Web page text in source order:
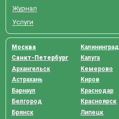
Журнал
Услуги
Москва
Санкт-Петербург
Архангельск
Астрахань
Барнаул
Белгород
Брянск
Калининград
Калуга
Кемерово
Киров
Краснодар
Красноярск
Липецк